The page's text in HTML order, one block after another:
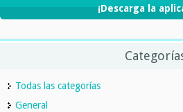
¡Descarga la
Todas las categorías
General